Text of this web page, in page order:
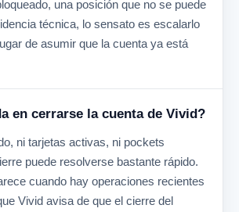
una posición que no se puede
técnica, lo sensato es escalarlo
de asumir que la cuenta ya está
en cerrarse la cuenta de Vivid?
ni tarjetas activas, ni pockets
puede resolverse bastante rápido.
cuando hay operaciones recientes
Vivid avisa de que el cierre del